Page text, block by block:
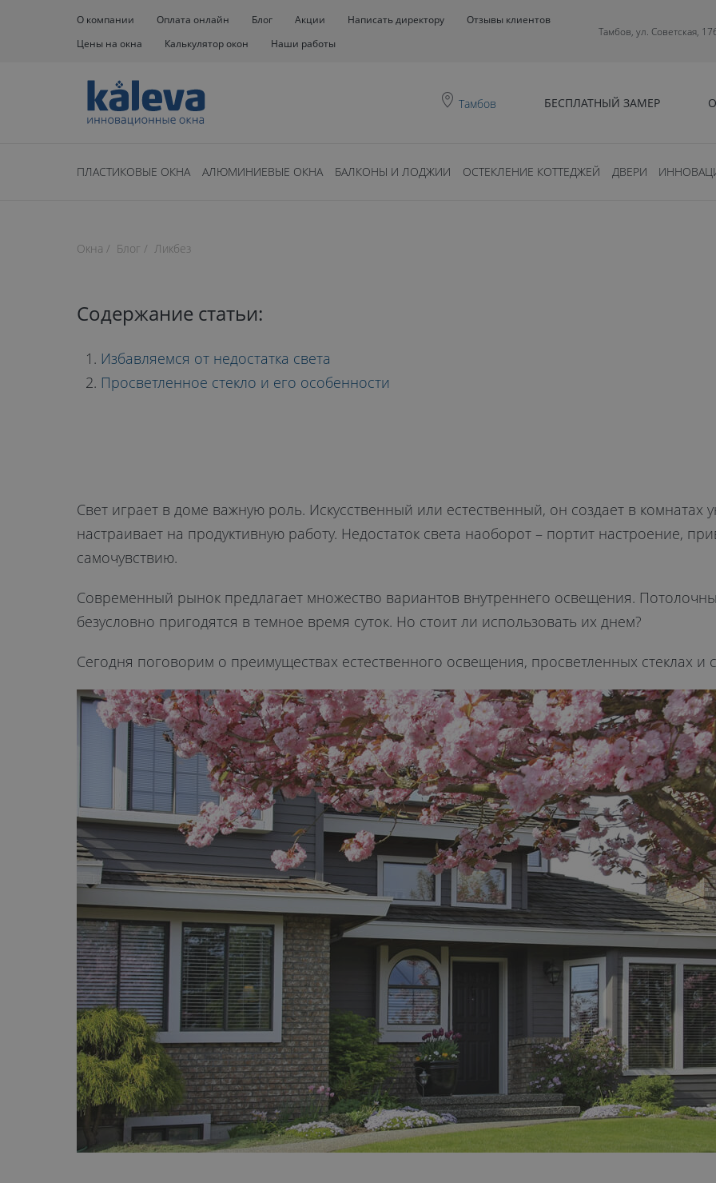
О компании Оплата онлайн Блог Акции Написать директору
Отзывы клиентов
Цены на окна
Калькулятор окон Наши работы
Тамбов, ул. Советская,
Тамбов БЕСПЛАТНЫЙ ЗАМЕР
ПЛАСТИКОВЫЕ ОКНА АЛЮМИНИЕВЫЕ ОКНА БАЛКОНЫ И ЛОДЖИИ ОСТЕКЛЕНИЕ КОТТЕДЖЕЙ ДВЕРИ
время чтения: 17 минут
ИЗ ЧЕГО СОСТОИТ
ОКНО?
Окна Блог Ликбез
Содержание статьи:
Избавляемся от недостатка света
Просветленное стекло и его особенности
Свет играет в доме важную роль. Искусственный или естественный, он создает в комнатах
настраивает на продуктивную работу. Недостаток света наоборот – портит настроение,
самочувствию.
Современный рынок предлагает множество вариантов внутреннего освещения.
безусловно пригодятся в темное время суток. Но стоит ли использовать их днем?
Сегодня поговорим о преимуществах естественного освещения, просветленных стеклах и